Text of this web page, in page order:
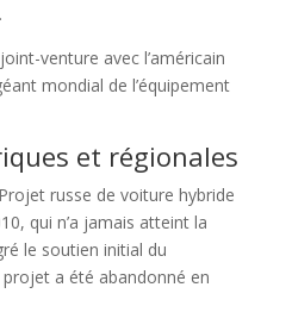
venture avec l’américain
mondial de l’équipement
et régionales
russe de voiture hybride
qui n’a jamais atteint la
le soutien initial du
a été abandonné en